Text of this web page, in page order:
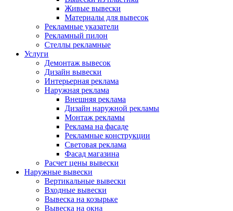
Живые вывески
Материалы для вывесок
Рекламные указатели
Рекламный пилон
Стеллы рекламные
Услуги
Демонтаж вывесок
Дизайн вывески
Интерьерная реклама
Наружная реклама
Внешняя реклама
Дизайн наружной рекламы
Монтаж рекламы
Реклама на фасаде
Рекламные конструкции
Световая реклама
Фасад магазина
Расчет цены вывески
Наружные вывески
Вертикальные вывески
Входные вывески
Вывеска на козырьке
Вывеска на окна